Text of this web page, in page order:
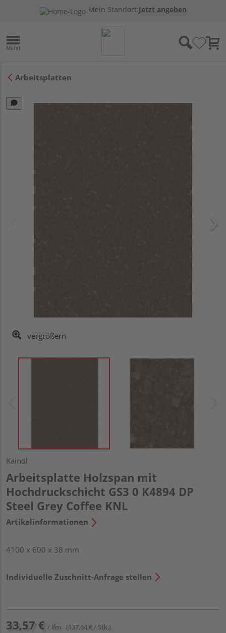
Mein Standort:Jetzt angeben
Arbeitsplatten
vergrößern
Kaindl
Arbeitsplatte Holzspan mit
Hochdruckschicht GS3 0 K4894 DP
Steel Grey Coffee KNL
Artikelinformationen
4100 x 600 x 38 mm
Individuelle Zuschnitt-Anfrage stellen
33,57 € / lfm (137,64 € / Stk.)